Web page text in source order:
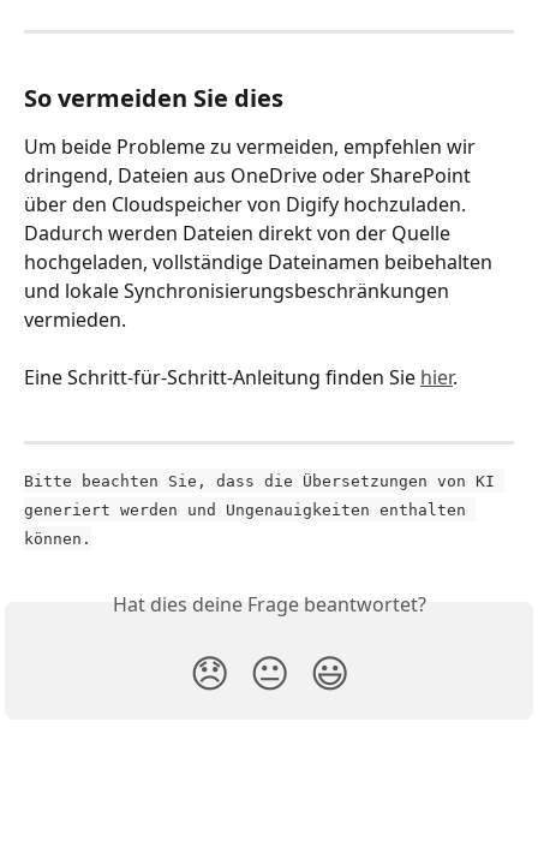
So vermeiden Sie dies
Um beide Probleme zu vermeiden, empfehlen wir
dringend, Dateien aus OneDrive oder SharePoint
über den Cloudspeicher von Digify hochzuladen.
Dadurch werden Dateien direkt von der Quelle
hochgeladen, vollständige Dateinamen beibehalten
und lokale Synchronisierungsbeschränkungen
vermieden.
Eine Schritt-für-Schritt-Anleitung finden Sie hier.
Bitte beachten Sie, dass die Übersetzungen von KI
generiert werden und Ungenauigkeiten enthalten
können.
Hat dies deine Frage beantwortet?
😞 😐 😃